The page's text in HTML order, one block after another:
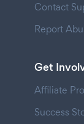
Contact
Report
Get
Affiliate
Success